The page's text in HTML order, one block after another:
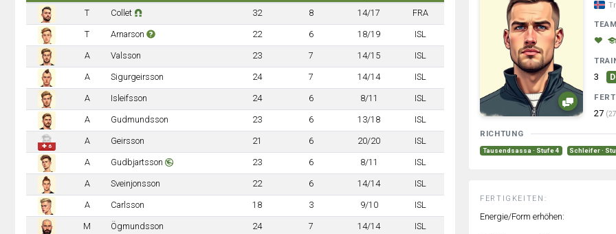
T
Collet 32 8 14/17 FRA
T Arnarson 22 6 18/19 ISL
A Valsson 23 7 14/15 ISL
A Sigurgeirsson 24 7 14/14 ISL
A Isleifsson 24 6 8/11 ISL
A Gudmundsson 23 6 13/18 ISL
✚ 6
A Geirsson 21 6 20/20 ISL
A Gudbjartsson 23 6 8/11 ISL
A Sveinjonsson 22 6 14/14 ISL
A Carlsson 18 3 9/10 ISL
M Ögmundsson 24 7 14/14 ISL
3
27
RICHTUNG
Tausendsassa · Stufe 4 Schleifer ·
FERTIGKEITEN:
Energie/Form erhöhen: